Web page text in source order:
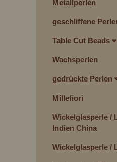
Metallperlen
geschliffene
Table Cut Beads
Wachsperlen
gedrückte Perlen
Millefiori
Wickelglasperle /
Indien China
Wickelglasperle /